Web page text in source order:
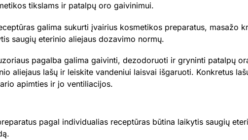
tikslams ir patalpų oro gaivinimui.
galima sukurti įvairius kosmetikos preparatus, masažo
saugių eterinio aliejaus dozavimo normų.
pagalba galima gaivinti, dezodoruoti ir gryninti patalpų
aliejaus lašų ir leiskite vandeniui laisvai išgaruoti. Konkretus
apimties ir jo ventiliacijos.
pagal individualias receptūras būtina laikytis saugių